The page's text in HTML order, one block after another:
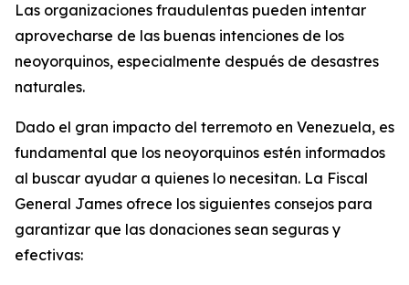
Las organizaciones fraudulentas pueden intentar
aprovecharse de las buenas intenciones de los
neoyorquinos, especialmente después de desastres
naturales.
Dado el gran impacto del terremoto en Venezuela, es
fundamental que los neoyorquinos estén informados
al buscar ayudar a quienes lo necesitan. La Fiscal
General James ofrece los siguientes consejos para
garantizar que las donaciones sean seguras y
efectivas: